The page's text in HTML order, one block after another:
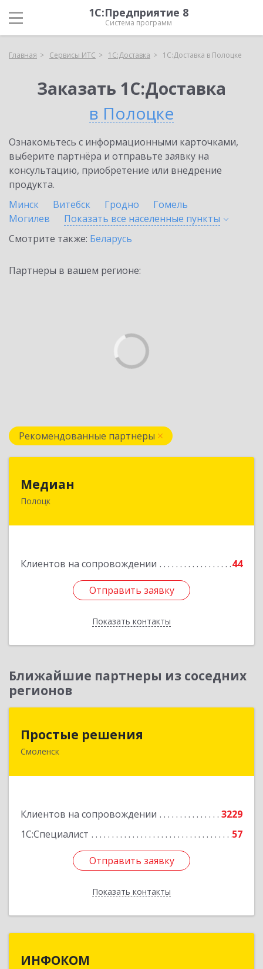
1С:Предприятие 8
Система программ
Главная Сервисы ИТС 1С:Доставка 1С:Доставка в Полоцке
Заказать 1С:Доставка
в Полоцке
Ознакомьтесь с информационными карточками,
выберите партнёра и отправьте заявку на
консультацию, приобретение или внедрение
продукта.
Минск
Витебск Гродно
Гомель
Могилев
Показать все населенные пункты
Смотрите также: Беларусь
Партнеры в вашем регионе:
Рекомендованные партнеры
Медиан
Полоцк
Клиентов на сопровождении 44
Отправить заявку
Показать контакты
Отправить заявку
Назад
Ближайшие партнеры из соседних
регионов
Простые решения
Смоленск
Клиентов на сопровождении
3229
1С:Специалист
57
Отправить заявку
Показать контакты
214015, Смоленская обл, Смоленск г, Большая
Отправить заявку
Назад
ИНФОКОМ